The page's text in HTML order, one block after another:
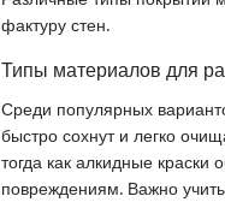
фактуру стен.
Типы материалов для
Среди популярных
быстро сохнут и легко
тогда как алкидные
повреждениям. Важно